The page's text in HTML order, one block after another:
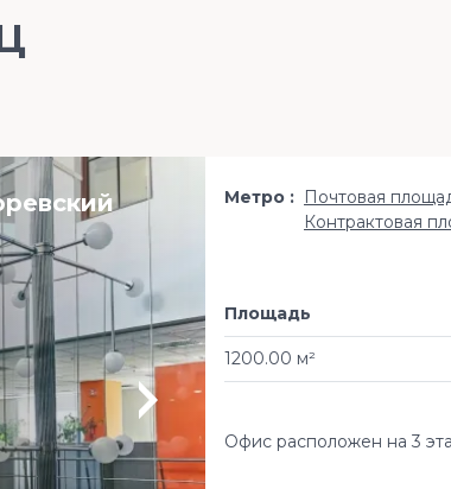
Метро Почтовая
Контрактовая
Площадь
1200.00 м²
Офис расположен на 3